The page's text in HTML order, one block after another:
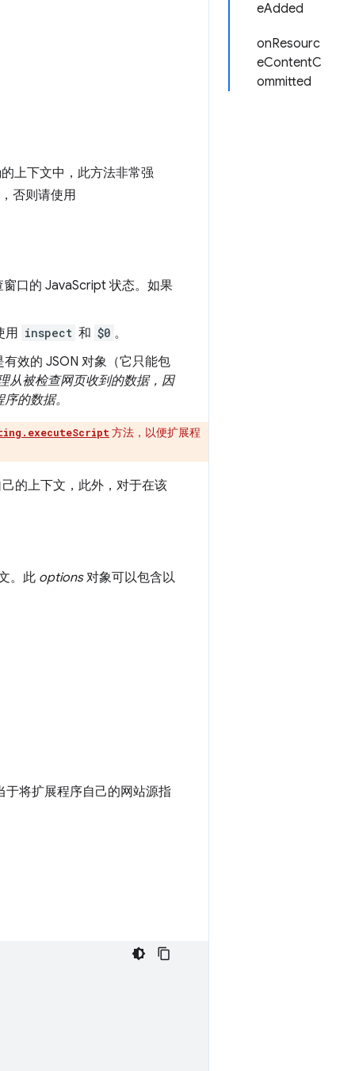
eAdded
onResourc
eContentC
ommitted
上下文中，此方法非常强
否则请使用
口的 JavaScript 状态。如果
用 inspect 和 $0 。
效的 JSON 对象（它只能包
从被检查网页收到的数据，因
的数据。
方法，以便扩展程
的上下文，此外，对于在该
。此 options对象可以包含以
将扩展程序自己的网站源指